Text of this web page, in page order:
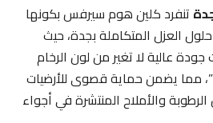
تنفرد كلين هوم سيرفس بكونها
العزل المتكاملة بجدة، حيث
عالية لا تغير من لون الرخام
مما يضمن حماية قصوى للأرضيات
والأملاح المنتشرة في أجواء